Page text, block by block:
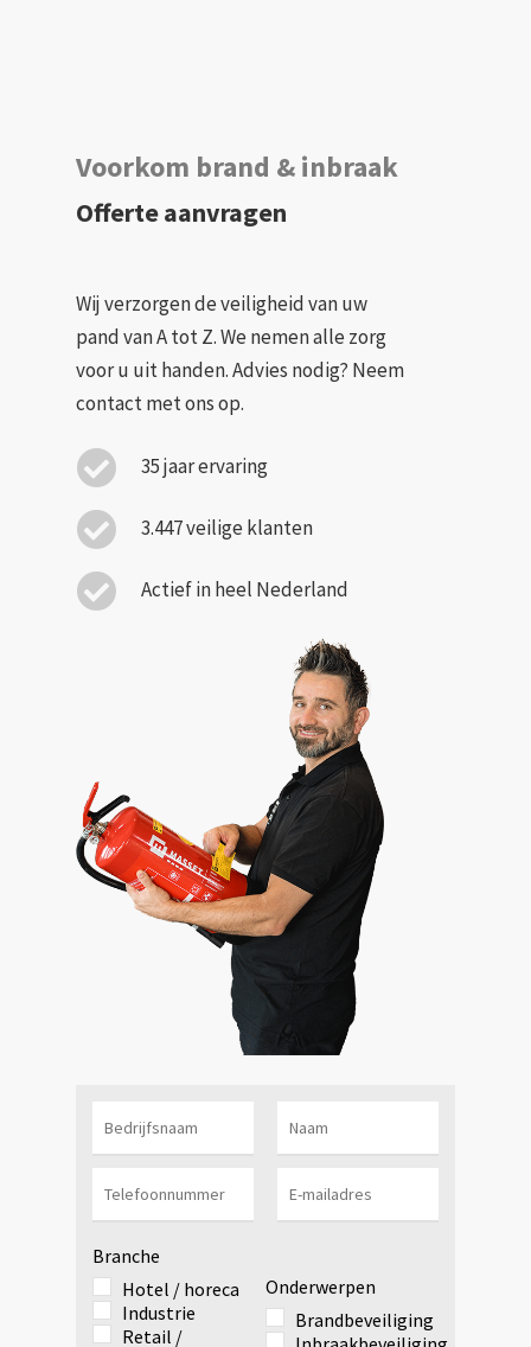
Voorkom brand & inbraak
Offerte aanvragen
Wij verzorgen de veiligheid van uw
pand van A tot Z. We nemen alle zorg
voor u uit handen. Advies nodig? Neem
contact met ons op.
35 jaar ervaring
3.447 veilige klanten
Actief in heel Nederland
Branche
Hotel / horeca
Industrie
Retail /
Onderwerpen
Brandbeveiliging